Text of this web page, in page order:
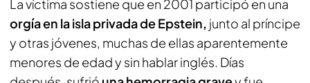
La víctima sostiene que en 2001 participó en una
orgía en la isla privada de Epstein, junto al príncipe
y otras jóvenes, muchas de ellas aparentemente
menores de edad y sin hablar inglés. Días